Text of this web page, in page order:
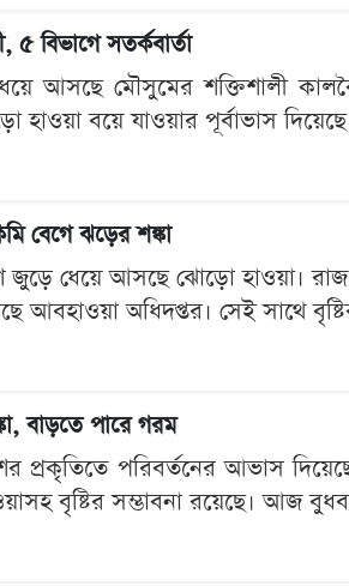
বিভাগে সতর্কবার্তা
আসছে মৌসুমের শক্তিশালী
হাওয়া বয়ে যাওয়ার পূর্বাভাস
বেগে ঝড়ের শঙ্কা
ধেয়ে আসছে ঝোড়ো হাওয়া।
আবহাওয়া অধিদপ্তর। সেই সাথে
বাড়তে পারে গরম
প্রকৃতিতে পরিবর্তনের আভাস
বৃষ্টির সম্ভাবনা রয়েছে। আজ